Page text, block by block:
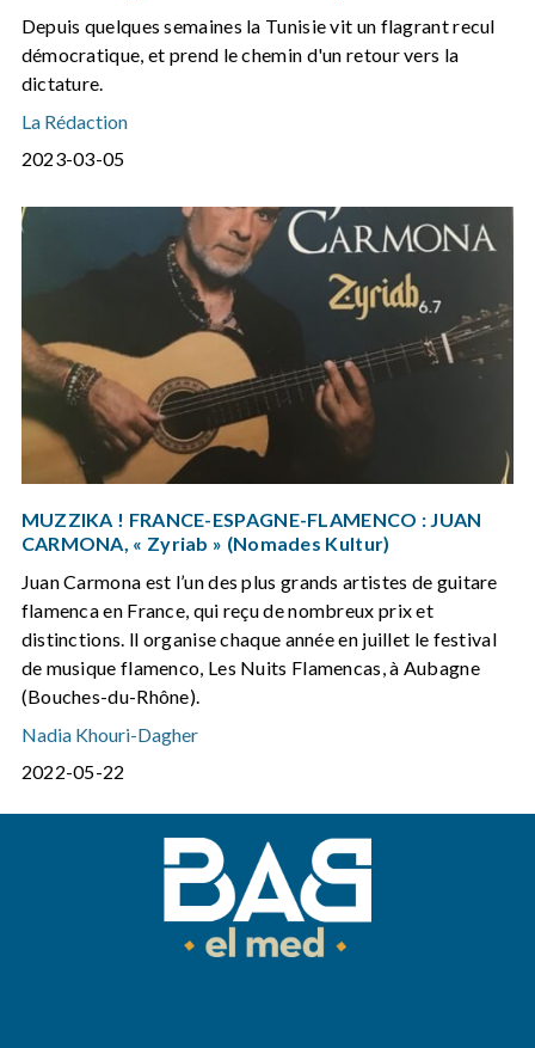
Depuis quelques semaines la Tunisie vit un flagrant recul
démocratique, et prend le chemin d'un retour vers la
dictature.
La Rédaction
2023-03-05
MUZZIKA ! FRANCE-ESPAGNE-FLAMENCO : JUAN
CARMONA, « Zyriab » (Nomades Kultur)
Juan Carmona est l’un des plus grands artistes de guitare
flamenca en France, qui reçu de nombreux prix et
distinctions. ll organise chaque année en juillet le festival
de musique flamenco, Les Nuits Flamencas, à Aubagne
(Bouches-du-Rhône).
Nadia Khouri-Dagher
2022-05-22